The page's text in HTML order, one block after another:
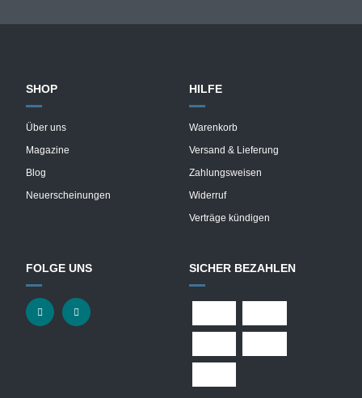
SHOP
Über uns
Magazine
Blog
Neuerscheinungen
HILFE
Warenkorb
Versand & Lieferung
Zahlungsweisen
Widerruf
Verträge kündigen
FOLGE UNS SICHER BEZAHLEN